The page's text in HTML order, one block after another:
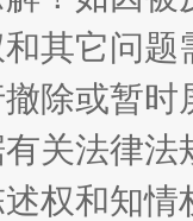
谢
其它问题
除或暂
关法律
权和知情